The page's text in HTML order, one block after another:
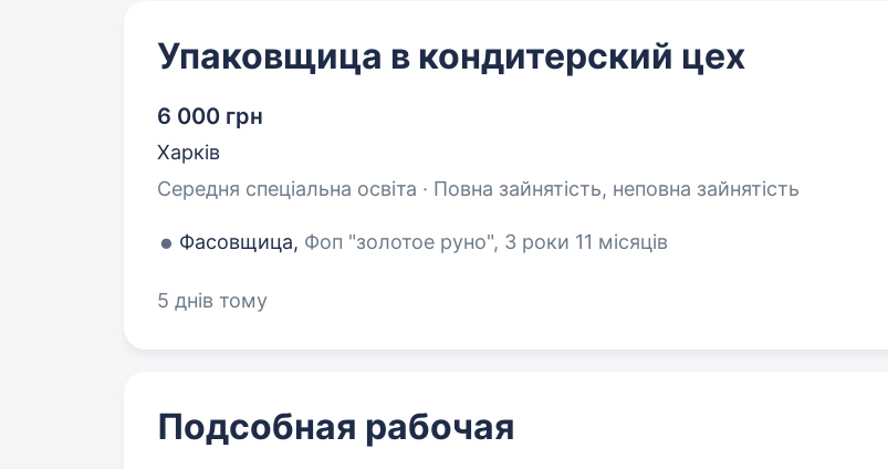
Упаковщица в кондитерский цех
6 000 грн
Харків
Середня спеціальна освіта · Повна зайнятість, неповна зайнятість
Фасовщица, Фоп "золотое руно", 3 роки 11 місяців
5 днів тому
Подсобная рабочая